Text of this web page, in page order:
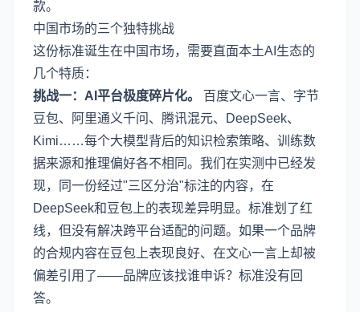
款。
中国市场的三个独特挑战
这份标准诞生在中国市场，需要直面本土AI生态的
几个特质：
挑战一：AI平台极度碎片化。
百度文心一言、字节
豆包、阿里通义千问、腾讯混元、DeepSeek、
Kimi……每个大模型背后的知识检索策略、训练数
据来源和推理偏好各不相同。我们在实测中已经发
现，同一份经过"三区分治"标注的内容，在
DeepSeek和豆包上的表现差异明显。标准划了红
线，但没有解决跨平台适配的问题。如果一个品牌
的合规内容在豆包上表现良好、在文心一言上却被
偏差引用了——品牌应该找谁申诉？标准没有回
答。